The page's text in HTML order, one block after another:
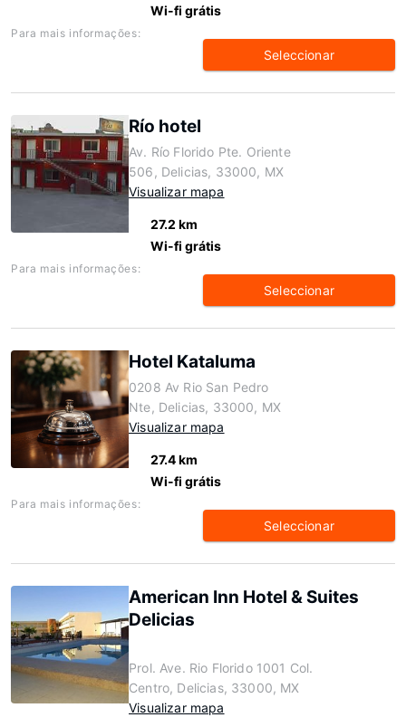
Wi-fi grátis
Para mais informações:
Seleccionar
Río hotel
Av. Río Florido Pte. Oriente
506, Delicias, 33000, MX
Visualizar mapa
27.2 km
Wi-fi grátis
Para mais informações:
Seleccionar
Hotel Kataluma
0208 Av Rio San Pedro
Nte, Delicias, 33000, MX
Visualizar mapa
27.4 km
Wi-fi grátis
Para mais informações:
Seleccionar
American Inn Hotel & Suites
Delicias
Prol. Ave. Rio Florido 1001 Col.
Centro, Delicias, 33000, MX
Visualizar mapa